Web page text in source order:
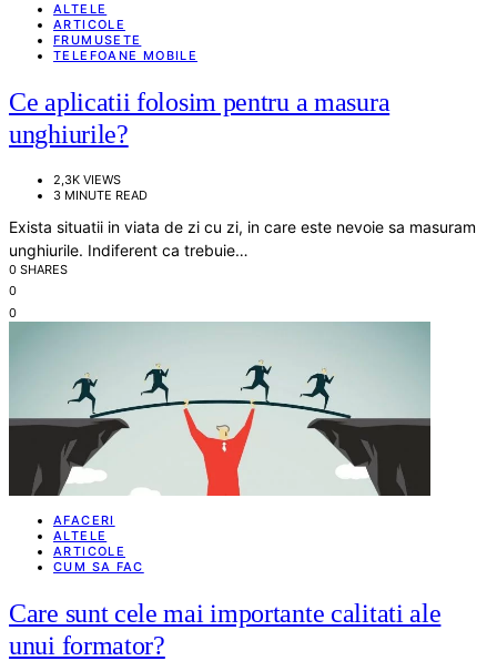
ALTELE
ARTICOLE
FRUMUSETE
TELEFOANE MOBILE
Ce aplicatii folosim pentru a masura
unghiurile?
2,3K VIEWS
3 MINUTE READ
Exista situatii in viata de zi cu zi, in care este nevoie sa masuram
unghiurile. Indiferent ca trebuie…
0 SHARES
0
0
AFACERI
ALTELE
ARTICOLE
CUM SA FAC
Care sunt cele mai importante calitati ale
unui formator?